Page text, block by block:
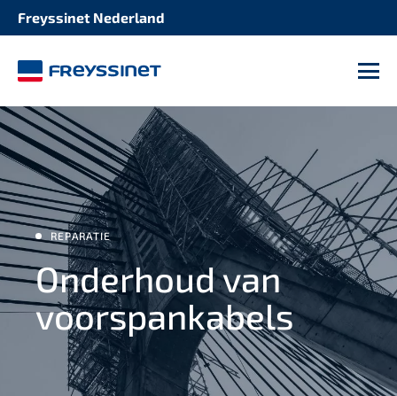
Freyssinet Nederland
REPARATIE
Onderhoud van
voorspankabels